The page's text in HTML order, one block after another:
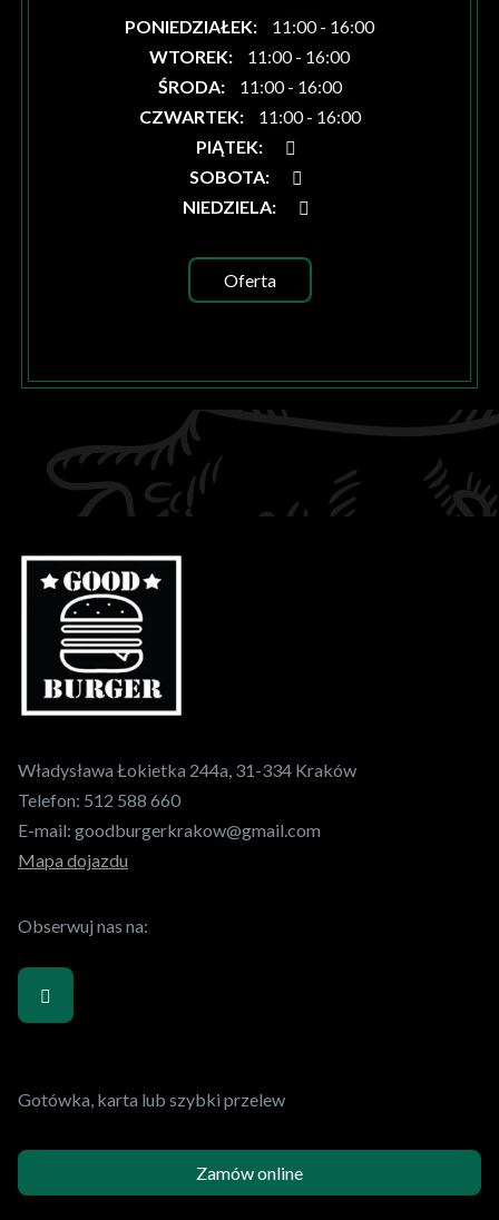
PONIEDZIAŁEK:
11:00 - 16:00
WTOREK:
11:00 - 16:00
ŚRODA:
11:00 - 16:00
CZWARTEK:
11:00 - 16:00
PIĄTEK:
SOBOTA:
NIEDZIELA:
Oferta
Władysława Łokietka 244a, 31-334 Kraków
Telefon: 512 588 660
E-mail: goodburgerkrakow@gmail.com
Mapa dojazdu
Obserwuj nas na:
Gotówka, karta lub szybki przelew
Zamów online